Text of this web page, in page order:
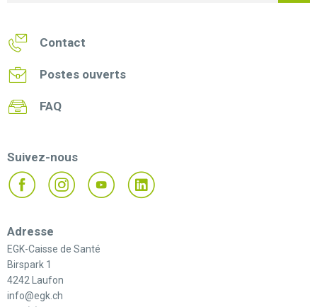
Contact
Postes ouverts
FAQ
Suivez-nous
Adresse
EGK-Caisse de Santé
Birspark 1
4242 Laufon
info@egk.ch